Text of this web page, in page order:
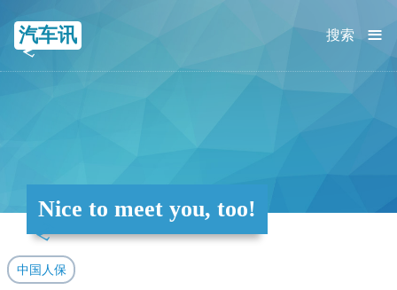
汽车讯 ≡
搜索
Nice to meet you, too!
中国人保